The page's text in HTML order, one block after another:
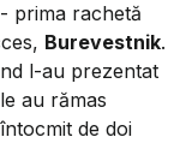
prima rachetă
Burevestnik.
l-au prezentat
au rămas
de doi